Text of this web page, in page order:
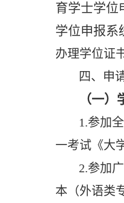
育学士学位
学位申报系
办理学位证
四、申
（一
1.参加
一考试《大
2.参加
本（外语类